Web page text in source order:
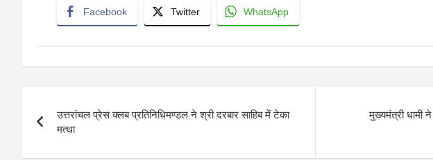
Facebook Twitter WhatsApp
navigation
उत्तरांचल प्रेस क्लब प्रतिनिधिमण्डल ने श्री दरबार साहिब में टेका
मत्था
मुख्यमंत्री धामी